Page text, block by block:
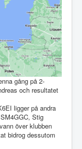
gång på 2-
och resultatet
ligger på andra
Stig
över klubben
bidrog dessutom